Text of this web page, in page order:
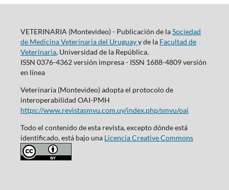
VETERINARIA (Montevideo) - Publicación de laSociedad
de Medicina Veterinaria del Uruguayy de la Facultad de
Veterinaria, Universidad de la República.
ISSN 0376-4362 versión impresa - ISSN 1688-4809 versión
en línea
Veterinaria (Montevideo) adopta el protocolo de
interoperabilidad OAI-PMH
https://www.revistasmvu.com.uy/index.php/smvu/oai
Todo el contenido de esta revista, excepto dónde está
identificado, está bajo una Licencia Creative Commons